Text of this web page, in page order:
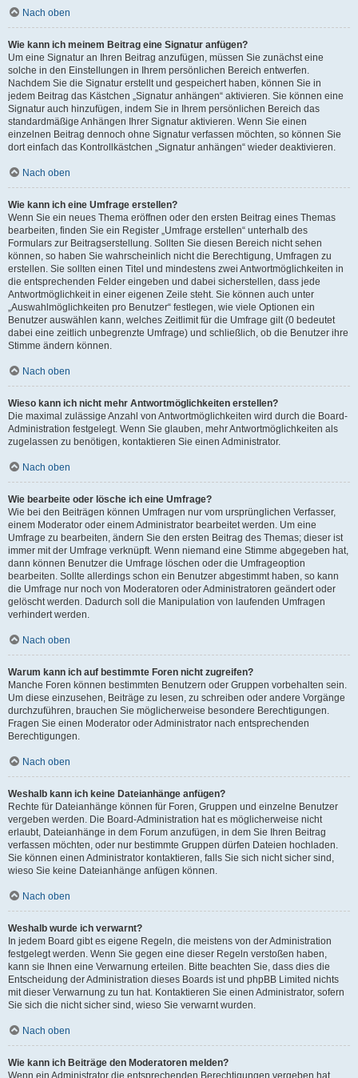
Nach oben
Wie kann ich meinem Beitrag eine Signatur anfügen?
Um eine Signatur an Ihren Beitrag anzufügen, müssen Sie zunächst eine
solche in den Einstellungen in Ihrem persönlichen Bereich entwerfen.
Nachdem Sie die Signatur erstellt und gespeichert haben, können Sie in
jedem Beitrag das Kästchen „Signatur anhängen“ aktivieren. Sie können eine
Signatur auch hinzufügen, indem Sie in Ihrem persönlichen Bereich das
standardmäßige Anhängen Ihrer Signatur aktivieren. Wenn Sie einen
einzelnen Beitrag dennoch ohne Signatur verfassen möchten, so können Sie
dort einfach das Kontrollkästchen „Signatur anhängen“ wieder deaktivieren.
Nach oben
Wie kann ich eine Umfrage erstellen?
Wenn Sie ein neues Thema eröffnen oder den ersten Beitrag eines Themas
bearbeiten, finden Sie ein Register „Umfrage erstellen“ unterhalb des
Formulars zur Beitragserstellung. Sollten Sie diesen Bereich nicht sehen
können, so haben Sie wahrscheinlich nicht die Berechtigung, Umfragen zu
erstellen. Sie sollten einen Titel und mindestens zwei Antwortmöglichkeiten in
die entsprechenden Felder eingeben und dabei sicherstellen, dass jede
Antwortmöglichkeit in einer eigenen Zeile steht. Sie können auch unter
„Auswahlmöglichkeiten pro Benutzer“ festlegen, wie viele Optionen ein
Benutzer auswählen kann, welches Zeitlimit für die Umfrage gilt (0 bedeutet
dabei eine zeitlich unbegrenzte Umfrage) und schließlich, ob die Benutzer ihre
Stimme ändern können.
Nach oben
Wieso kann ich nicht mehr Antwortmöglichkeiten erstellen?
Die maximal zulässige Anzahl von Antwortmöglichkeiten wird durch die Board-
Administration festgelegt. Wenn Sie glauben, mehr Antwortmöglichkeiten als
zugelassen zu benötigen, kontaktieren Sie einen Administrator.
Nach oben
Wie bearbeite oder lösche ich eine Umfrage?
Wie bei den Beiträgen können Umfragen nur vom ursprünglichen Verfasser,
einem Moderator oder einem Administrator bearbeitet werden. Um eine
Umfrage zu bearbeiten, ändern Sie den ersten Beitrag des Themas; dieser ist
immer mit der Umfrage verknüpft. Wenn niemand eine Stimme abgegeben hat,
dann können Benutzer die Umfrage löschen oder die Umfrageoption
bearbeiten. Sollte allerdings schon ein Benutzer abgestimmt haben, so kann
die Umfrage nur noch von Moderatoren oder Administratoren geändert oder
gelöscht werden. Dadurch soll die Manipulation von laufenden Umfragen
verhindert werden.
Nach oben
Warum kann ich auf bestimmte Foren nicht zugreifen?
Manche Foren können bestimmten Benutzern oder Gruppen vorbehalten sein.
Um diese einzusehen, Beiträge zu lesen, zu schreiben oder andere Vorgänge
durchzuführen, brauchen Sie möglicherweise besondere Berechtigungen.
Fragen Sie einen Moderator oder Administrator nach entsprechenden
Berechtigungen.
Nach oben
Weshalb kann ich keine Dateianhänge anfügen?
Rechte für Dateianhänge können für Foren, Gruppen und einzelne Benutzer
vergeben werden. Die Board-Administration hat es möglicherweise nicht
erlaubt, Dateianhänge in dem Forum anzufügen, in dem Sie Ihren Beitrag
verfassen möchten, oder nur bestimmte Gruppen dürfen Dateien hochladen.
Sie können einen Administrator kontaktieren, falls Sie sich nicht sicher sind,
wieso Sie keine Dateianhänge anfügen können.
Nach oben
Weshalb wurde ich verwarnt?
In jedem Board gibt es eigene Regeln, die meistens von der Administration
festgelegt werden. Wenn Sie gegen eine dieser Regeln verstoßen haben,
kann sie Ihnen eine Verwarnung erteilen. Bitte beachten Sie, dass dies die
Entscheidung der Administration dieses Boards ist und phpBB Limited nichts
mit dieser Verwarnung zu tun hat. Kontaktieren Sie einen Administrator, sofern
Sie sich die nicht sicher sind, wieso Sie verwarnt wurden.
Nach oben
Wie kann ich Beiträge den Moderatoren melden?
Wenn ein Administrator die entsprechenden Berechtigungen vergeben hat,